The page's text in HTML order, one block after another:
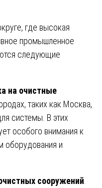
где высокая
промышленное
следующие
на очистные
таких как Москва,
системы. В этих
особого внимания к
оборудования и
сооружений